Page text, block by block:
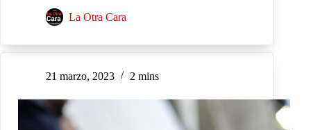
La Otra Cara
21 marzo, 2023 2 mins